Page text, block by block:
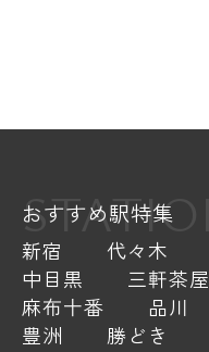
STATION
おすすめ駅特集
新宿 代々木
中目黒
三軒茶屋
麻布十番
品川
豊洲
勝どき